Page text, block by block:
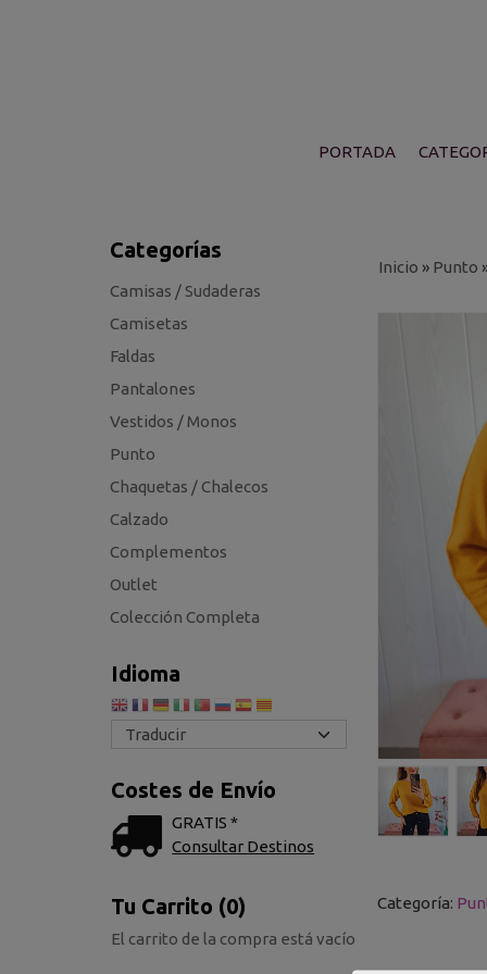
PORTADA
Categorías
Camisas / Sudaderas
Camisetas
Faldas
Pantalones
Vestidos / Monos
Punto
Chaquetas / Chalecos
Calzado
Complementos
Outlet
Colección Completa
Idioma
Costes de Envío
GRATIS *
Consultar Destinos
Tu Carrito (0)
El carrito de la compra está vacío
Inicio » Punto
Categoría: